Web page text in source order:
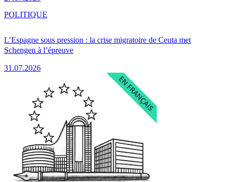
L’Espagne sous pression : la crise migratoire de Ceuta met
Schengen à l’épreuve
31.07.2026
POLITIQUE